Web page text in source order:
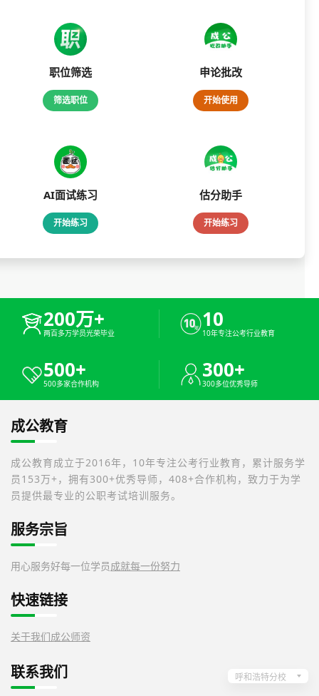
职位筛选
筛选职位
申论批改
开始使用
AI面试练习
开始练习
估分助手
开始练习
200万+
两百多万学员光荣毕业
10
10年专注公考行业教育
500+
500多家合作机构
300+
300多位优秀导师
成公教育
成公教育成立于2016年，10年专注公考行业教育，累计服务学
员153万+，拥有300+优秀导师，408+合作机构，致力于为学
员提供最专业的公职考试培训服务。
服务宗旨
用心服务好每一位学员成就每一份努力
快速链接
关于我们成公师资
联系我们 呼和浩特分校